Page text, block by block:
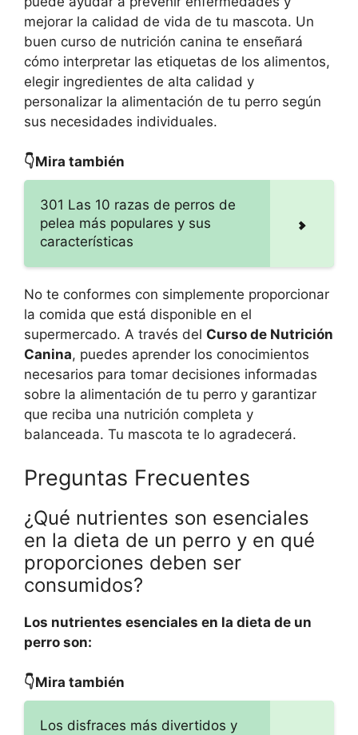
mejorar la calidad de vida de tu mascota. Un
buen curso de nutrición canina te enseñará
cómo interpretar las etiquetas de los alimentos,
elegir ingredientes de alta calidad y
personalizar la alimentación de tu perro según
sus necesidades individuales.
👇Mira también
301 Las 10 razas de perros de
pelea más populares y sus
características
No te conformes con simplemente proporcionar
la comida que está disponible en el
supermercado. A través del Curso de Nutrición
Canina, puedes aprender los conocimientos
necesarios para tomar decisiones informadas
sobre la alimentación de tu perro y garantizar
que reciba una nutrición completa y
balanceada. Tu mascota te lo agradecerá.
Preguntas Frecuentes
¿Qué nutrientes son esenciales
en la dieta de un perro y en qué
proporciones deben ser
consumidos?
Los nutrientes esenciales en la dieta de un
perro son:
👇Mira también
Los disfraces más divertidos y